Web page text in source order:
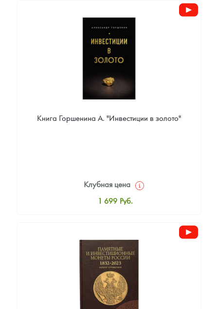
Цена выкупа
Звоните
Книга Горшенина А. "Инвестиции в золото"
Клубная цена
1 699 Руб.
Цена выкупа
Звоните